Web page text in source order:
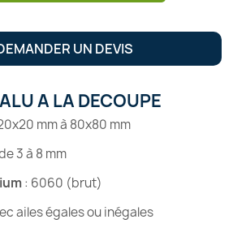
UN DEVIS
A LA DECOUPE
mm à 80x80 mm
3 à 8 mm
: 6060 (brut)
ailes égales ou inégales